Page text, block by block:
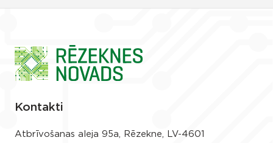
Kontakti
Atbrīvošanas aleja 95a, Rēzekne, LV-4601